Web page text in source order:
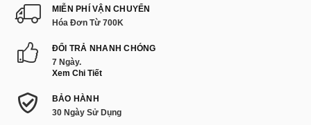
MIỄN PHÍ VẬN CHUYỂN
Hóa Đơn Từ 700K
ĐỔI TRẢ NHANH CHÓNG
7 Ngày.
Xem Chi Tiết
BẢO HÀNH
30 Ngày Sử Dụng